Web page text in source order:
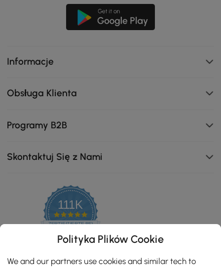
Regulowana temperatura wody zapewnia, że dłonie
Informacje
Obsługa Klienta
Programy B2B
Skontaktuj Się z Nami
111K
4.8
star
ZERTIFIZIERTE BEWERTUNGEN
Polityka Plików Cookie
We and our partners use cookies and similar tech to